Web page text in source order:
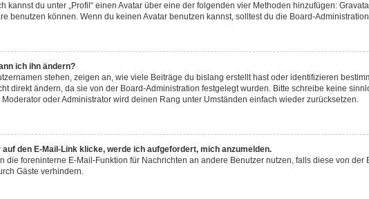
kannst du unter „Profil“ einen Avatar über eine der folgenden vier Methoden hinzufügen:
benutzen können. Wenn du keinen Avatar benutzen kannst, solltest du die Board-
ich ihn ändern?
stehen, zeigen an, wie viele Beiträge du bislang erstellt hast oder identifizieren
direkt ändern, da sie von der Board-Administration festgelegt wurden. Bitte schreibe keine
oder Administrator wird deinen Rang unter Umständen einfach wieder zurücksetzen.
den E-Mail-Link klicke, werde ich aufgefordert, mich anzumelden.
die foreninterne E-Mail-Funktion für Nachrichten an andere Benutzer nutzen, falls diese von
Gäste verhindern.